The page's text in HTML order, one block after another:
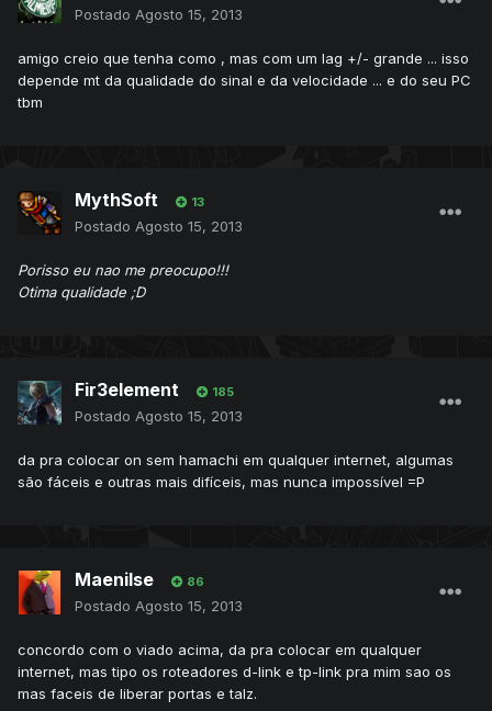
Postado Agosto 15, 2013
amigo creio que tenha como , mas com um lag +/- grande ... isso
depende mt da qualidade do sinal e da velocidade ... e do seu PC
tbm
MythSoft 13
Postado Agosto 15, 2013
Porisso eu nao me preocupo!!!
Otima qualidade ;D
Fir3element 185
Postado Agosto 15, 2013
da pra colocar on sem hamachi em qualquer internet, algumas
são fáceis e outras mais difíceis, mas nunca impossível =P
Maenilse 86
Postado Agosto 15, 2013
concordo com o viado acima, da pra colocar em qualquer
internet, mas tipo os roteadores d-link e tp-link pra mim sao os
mas faceis de liberar portas e talz.